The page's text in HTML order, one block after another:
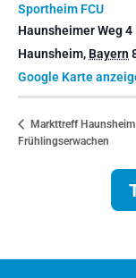
Sportheim FCU
Haunsheimer Weg 4
Haunsheim, Bayern
Google Karte
Markttreff
Frühlingserwachen